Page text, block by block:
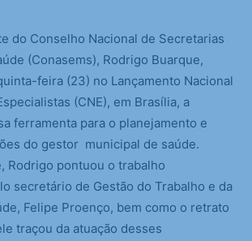
do Conselho Nacional de Secretarias
(Conasems), Rodrigo Buarque,
feira (23) no Lançamento Nacional
(CNE), em Brasília, a
ferramenta para o planejamento e
do gestor municipal de saúde.
Rodrigo pontuou o trabalho
secretário de Gestão do Trabalho e da
Felipe Proenço, bem como o retrato
traçou da atuação desses